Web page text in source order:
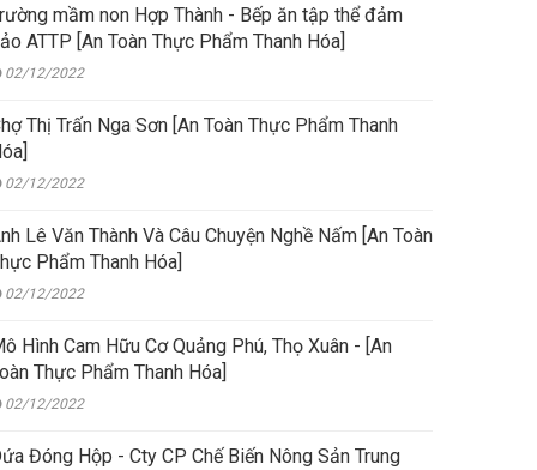
mầm non Hợp Thành - Bếp ăn tập thể đảm
ATTP [An Toàn Thực Phẩm Thanh Hóa]
02/12/2022
Thị Trấn Nga Sơn [An Toàn Thực Phẩm Thanh
02/12/2022
Lê Văn Thành Và Câu Chuyện Nghề Nấm [An Toàn
Phẩm Thanh Hóa]
02/12/2022
Hình Cam Hữu Cơ Quảng Phú, Thọ Xuân - [An
Thực Phẩm Thanh Hóa]
02/12/2022
Đóng Hộp - Cty CP Chế Biến Nông Sản Trung